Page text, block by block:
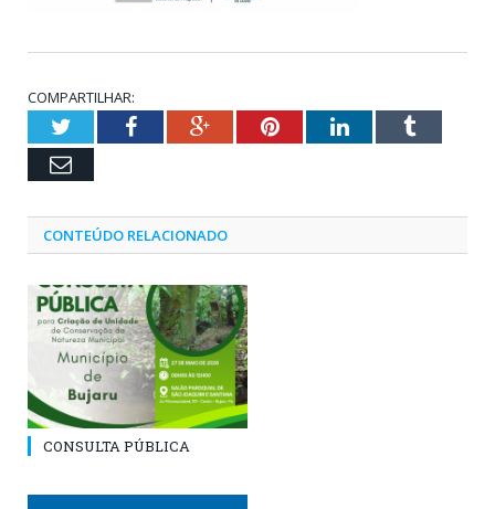
COMPARTILHAR:
TwitterFacebookGoogle+PinterestLinkedInTumblr
Email
CONTEÚDO RELACIONADO
CONSULTA PÚBLICA